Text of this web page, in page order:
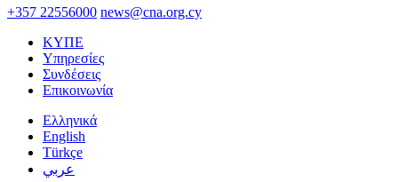
+357 22556000 news@cna.org.cy
ΚΥΠΕ
Υπηρεσίες
Συνδέσεις
Επικοινωνία
Ελληνικά
English
Türkçe
عربي